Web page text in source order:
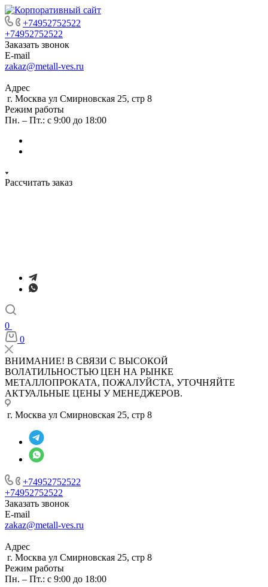
+74952752522
+74952752522
Заказать звонок
E-mail
zakaz@metall-ves.ru
Адрес
г. Москва ул Смирновская 25, стр 8
Режим работы
Пн. – Пт.: с 9:00 до 18:00
Рассчитать заказ
0
0
ВНИМАНИЕ! В СВЯЗИ С ВЫСОКОЙ
ВОЛАТИЛЬНОСТЬЮ ЦЕН НА РЫНКЕ
МЕТАЛЛОПРОКАТА, ПОЖАЛУЙСТА, УТОЧНЯЙТЕ
АКТУАЛЬНЫЕ ЦЕНЫ У МЕНЕДЖЕРОВ.
г. Москва ул Смирновская 25, стр 8
+74952752522
+74952752522
Заказать звонок
E-mail
zakaz@metall-ves.ru
Адрес
г. Москва ул Смирновская 25, стр 8
Режим работы
Пн. – Пт.: с 9:00 до 18:00